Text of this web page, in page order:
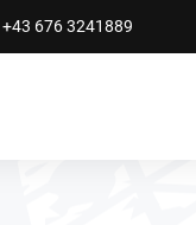
+43 676 3241889